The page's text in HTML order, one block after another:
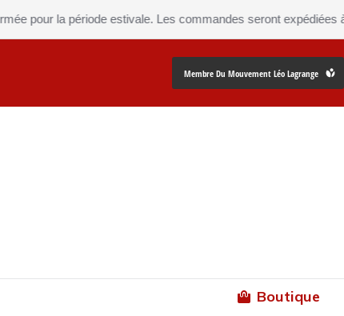
estivale. Les commandes seront expédiées à partir du24
Membre Du Mouvement Léo Lagrange
Boutique